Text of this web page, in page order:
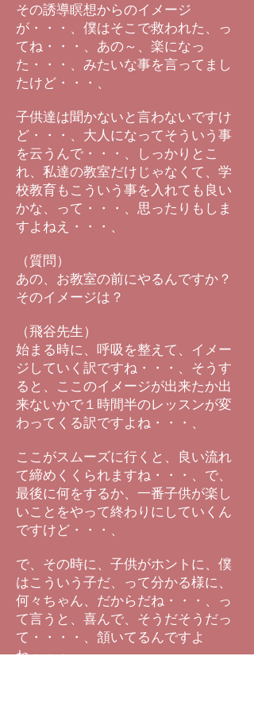
その誘導瞑想からのイメージ
が・・・、僕はそこで救われた、っ
てね・・・、あの～、楽になっ
た・・・、みたいな事を言ってまし
たけど・・・、
子供達は聞かないと言わないですけ
ど・・・、大人になってそういう事
を云うんで・・・、しっかりとこ
れ、私達の教室だけじゃなくて、学
校教育もこういう事を入れても良い
かな、って・・・、思ったりもしま
すよねえ・・・、
（質問）
あの、お教室の前にやるんですか？
そのイメージは？
（飛谷先生）
始まる時に、呼吸を整えて、イメー
ジしていく訳ですね・・・、そうす
ると、ここのイメージが出来たか出
来ないかで１時間半のレッスンが変
わってくる訳ですよね・・・、
ここがスムーズに行くと、良い流れ
て締めくくられますね・・・、で、
最後に何をするか、一番子供が楽し
いことをやって終わりにしていくん
ですけど・・・、
で、その時に、子供がホントに、僕
はこういう子だ、って分かる様に、
何々ちゃん、だからだね・・・、っ
て言うと、喜んで、そうだそうだっ
て・・・・、頷いてるんですよ
ね・・・、